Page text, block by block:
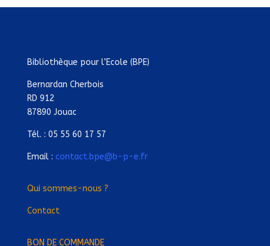
Bibliothèque pour l’Ecole (BPE)
Bernardan Cherbois
RD 912
87890 Jouac
Tél. : 05 55 60 17 57
Email : contact.bpe@b-p-e.fr
Qui sommes-nous ?
Contact
BON DE COMMANDE